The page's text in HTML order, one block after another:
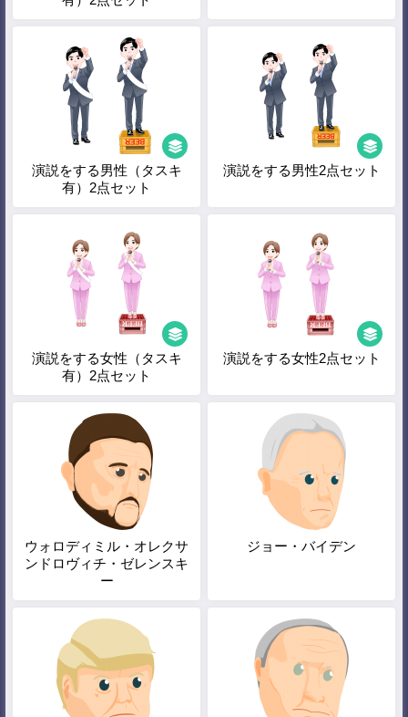
演説をする男性（タスキ
有）2点セット
演説をする男性2点セット
演説をする女性（タスキ
有）2点セット
演説をする女性2点セット
ウォロディミル・オレクサ
ンドロヴィチ・ゼレンスキ
ー
ジョー・バイデン